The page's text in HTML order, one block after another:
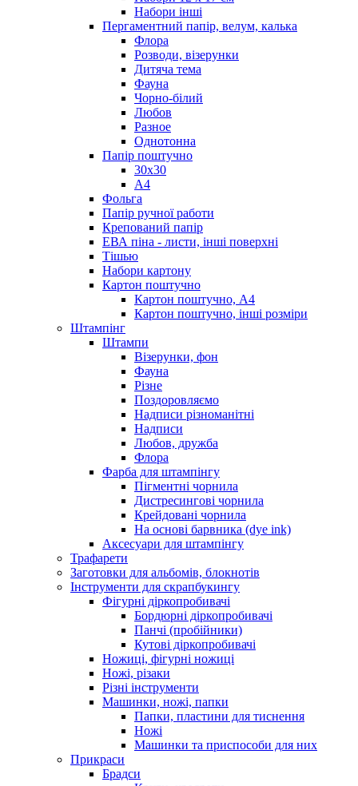
Набори інші
Пергаментний папір, велум, калька
Флора
Розводи, візерунки
Дитяча тема
Фауна
Чорно-білий
Любов
Разное
Однотонна
Папір поштучно
30х30
А4
Фольга
Папір ручної работи
Крепований папір
ЕВА піна - листи, інші поверхні
Тішью
Набори картону
Картон поштучно
Картон поштучно, А4
Картон поштучно, інші розміри
Штампінг
Штампи
Візерунки, фон
Фауна
Різне
Поздоровляємо
Надписи різноманітні
Надписи
Любов, дружба
Флора
Фарба для штампінгу
Пігментні чорнила
Дистресингові чорнила
Крейдовані чорнила
На основі барвника (dye ink)
Аксесуари для штампінгу
Трафарети
Заготовки для альбомів, блокнотів
Інструменти для скрапбукингу
Фігурні діркопробивачі
Бордюрні діркопробивачі
Панчі (пробійники)
Кутові діркопробивачі
Ножиці, фігурні ножиці
Ножі, різаки
Різні інструменти
Машинки, ножі, папки
Папки, пластини для тиснення
Ножі
Машинки та приспособи для них
Прикраси
Брадси